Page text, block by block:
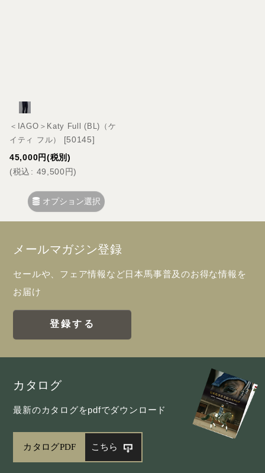
＜IAGO＞Katy Full (BL)（ケ
イティ フル）
[50145]
45,000円(税別)
(税込 : 49,500円)
オプション選択
メールマガジン登録
セールや、フェア情報など日本馬事普及のお得な情報を
お届け
登録する
カタログ
最新のカタログをpdfでダウンロード
カタログPDF こちら